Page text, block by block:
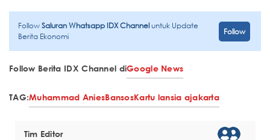
FollowSaluran Whatsapp IDX Channeluntuk Update
Berita Ekonomi
Follow
Follow Berita IDX Channel diGoogle News
TAG:Muhammad AniesBansosKartu lansia ajakarta
Tim Editor